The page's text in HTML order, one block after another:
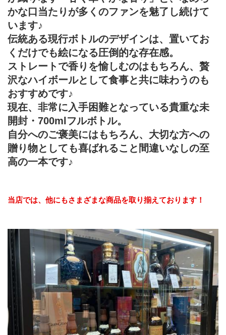
かな口当たりが多くのファンを魅了し続けて
います♪
伝統ある現行ボトルのデザインは、置いてお
くだけでも絵になる圧倒的な存在感。
ストレートで香りを愉しむのはもちろん、贅
沢なハイボールとして食事と共に味わうのも
おすすめです♪
現在、非常に入手困難となっている貴重な未
開封・700mlフルボトル。
自分へのご褒美にはもちろん、大切な方への
贈り物としても喜ばれること間違いなしの至
高の一本です♪
当店では、他にもさまざまな商品を取り揃えております！